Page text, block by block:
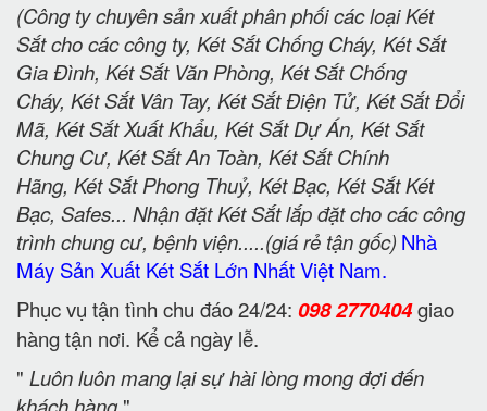
(Công ty chuyên sản xuất phân phối các loại Két
Sắt cho các công ty, Két Sắt Chống Cháy, Két Sắt
Gia Đình, Két Sắt Văn Phòng, Két Sắt Chống
Cháy, Két Sắt Vân Tay, Két Sắt Điện Tử, Két Sắt Đổi
Mã, Két Sắt Xuất Khẩu, Két Sắt Dự Án, Két Sắt
Chung Cư, Két Sắt An Toàn, Két Sắt Chính
Hãng, Két Sắt Phong Thuỷ, Két Bạc, Két Sắt Két
Bạc, Safes... Nhận đặt Két Sắt lắp đặt cho các công
trình chung cư, bệnh viện.....(giá rẻ tận gốc) Nhà
Máy Sản Xuất Két Sắt Lớn Nhất Việt Nam.
Phục vụ tận tình chu đáo 24/24: 098 2770404giao
hàng tận nơi. Kể cả ngày lễ.
" Luôn luôn mang lại sự hài lòng mong đợi đến